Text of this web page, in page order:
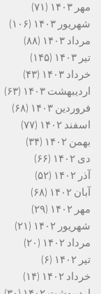
مهر ۱۴۰۳
(۷۱)
شهریور ۱۴۰۳
(۱۰۶)
مرداد ۱۴۰۳
(۸۸)
تیر ۱۴۰۳
(۱۴۵)
خرداد ۱۴۰۳
(۴۳)
اردیبهشت ۱۴۰۳
(۶۳)
فروردین ۱۴۰۳
(۶۸)
اسفند ۱۴۰۲
(۷۷)
بهمن ۱۴۰۲
(۳۴)
دی ۱۴۰۲
(۶۶)
آذر ۱۴۰۲
(۵۲)
آبان ۱۴۰۲
(۶۸)
مهر ۱۴۰۲
(۲۹)
شهریور ۱۴۰۲
(۲۱)
مرداد ۱۴۰۲
(۲۰)
تیر ۱۴۰۲
(۶)
خرداد ۱۴۰۲
(۱۴)